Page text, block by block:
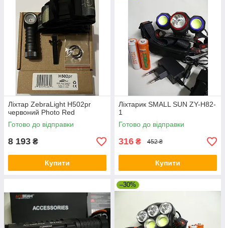
Ліхтар ZebraLight H502pr
червоний Photo Red
Готово до відправки
8 193 ₴
Купити
Ліхтарик SMALL SUN ZY-H82-
1
Готово до відправки
316 ₴ 452 ₴
Купити
–30%